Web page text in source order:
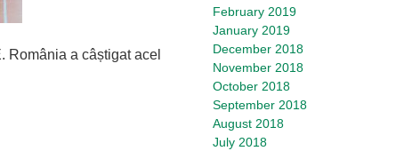
România a câștigat acel
February 2019
January 2019
December 2018
November 2018
October 2018
September 2018
August 2018
July 2018